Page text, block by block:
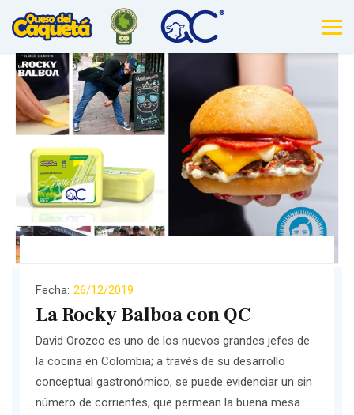
Fecha: 26/12/2019
La Rocky Balboa con QC
David Orozco es uno de los nuevos grandes jefes de
la cocina en Colombia; a través de su desarrollo
conceptual gastronómico, se puede evidenciar un sin
número de corrientes, que permean la buena mesa